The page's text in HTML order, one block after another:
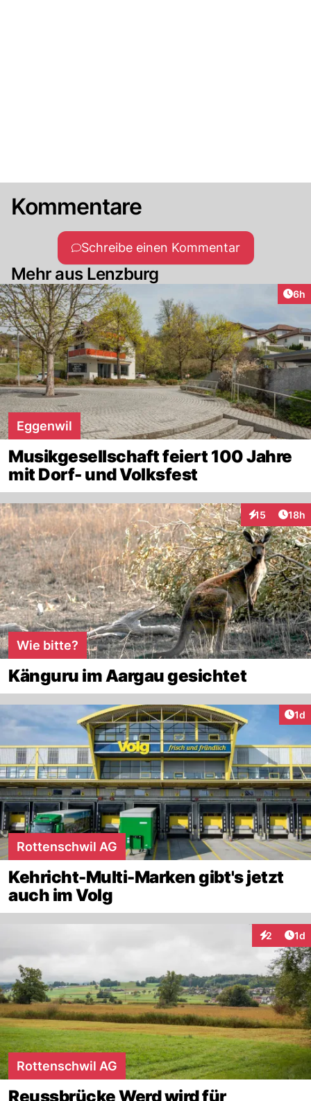
Kommentare
Schreibe einen Kommentar
Mehr aus Lenzburg
6h
Eggenwil
Musikgesellschaft feiert 100 Jahre
mit Dorf- und Volksfest
15
Interaktionen
18h
Wie bitte?
Känguru im Aargau gesichtet
1d
Rottenschwil AG
Kehricht-Multi-Marken gibt's jetzt
auch im Volg
2 1d
Rottenschwil AG
Reussbrücke Werd wird für